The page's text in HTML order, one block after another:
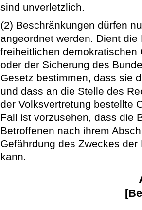
sind unverletzlich.
(2) Beschränkungen dürfen
angeordnet werden. Dient
freiheitlichen demokratischen
oder der Sicherung des
Gesetz bestimmen, dass sie
und dass an die Stelle des
der Volksvertretung bestellte
Fall ist vorzusehen, dass die
Betroffenen nach ihrem
Gefährdung des Zweckes
kann.